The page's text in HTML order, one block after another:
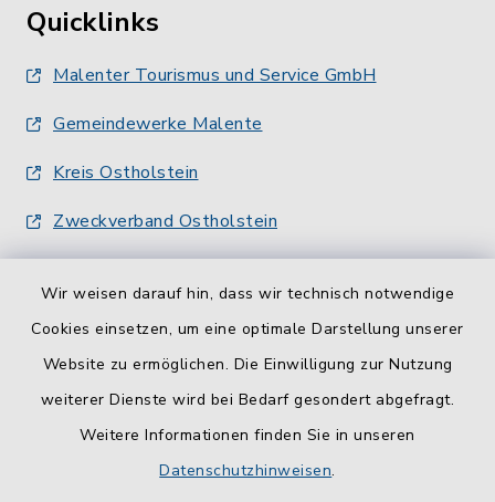
Wir weisen darauf hin, dass wir technisch notwendige
Cookies einsetzen, um eine optimale Darstellung unserer
Website zu ermöglichen. Die Einwilligung zur Nutzung
weiterer Dienste wird bei Bedarf gesondert abgefragt.
Weitere Informationen finden Sie in unseren
Datenschutzhinweisen.
Quicklinks
Malenter Tourismus und Service GmbH
Gemeindewerke Malente
Kreis Ostholstein
Zweckverband Ostholstein
Barrierefreiheit